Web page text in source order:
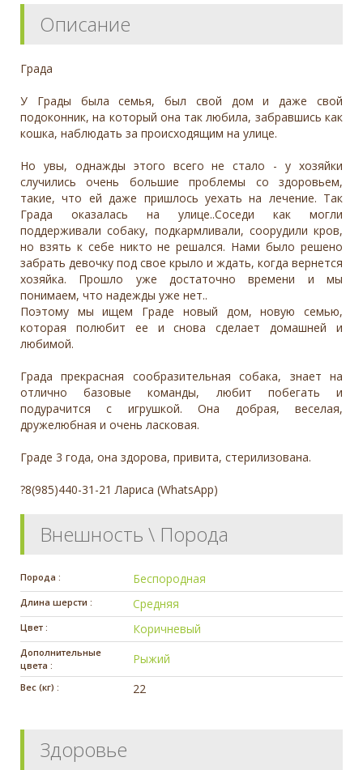
Описание
Града
У Грады была семья, был свой дом и даже свой
подоконник, на который она так любила, забравшись как
кошка, наблюдать за происходящим на улице.
Но увы, однажды этого всего не стало - у хозяйки
случились очень большие проблемы со здоровьем,
такие, что ей даже пришлось уехать на лечение. Так
Града оказалась на улице..Соседи как могли
поддерживали собаку, подкармливали, соорудили кров,
но взять к себе никто не решался. Нами было решено
забрать девочку под свое крыло и ждать, когда вернется
хозяйка. Прошло уже достаточно времени и мы
понимаем, что надежды уже нет..
Поэтому мы ищем Граде новый дом, новую семью,
которая полюбит ее и снова сделает домашней и
любимой.
Града прекрасная сообразительная собака, знает на
отлично базовые команды, любит побегать и
подурачится с игрушкой. Она добрая, веселая,
дружелюбная и очень ласковая.
Граде 3 года, она здорова, привита, стерилизована.
?8(985)440-31-21 Лариса (WhatsApp)
Внешность \ Порода
Порода : Беспородная
Длина шерсти : Средняя
Цвет : Коричневый
Дополнительные
цвета :
Рыжий
Вес (кг) : 22
Здоровье